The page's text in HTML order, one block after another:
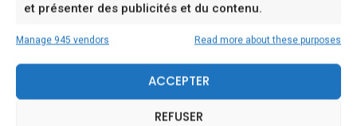
et présenter des publicités et du contenu.
Manage 945 vendors Read more about these purposes
ACCEPTER
REFUSER
Ingrédients (pour 2 personnes):
– 2 tranches Jambon de pays